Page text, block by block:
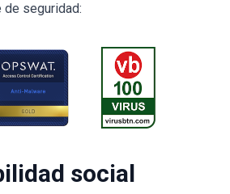
seguridad:
social